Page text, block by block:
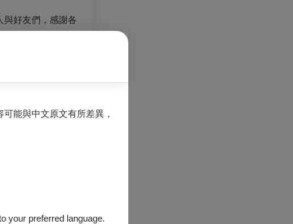
能與中文原文有所差異，
your preferred language.
與好友們，感謝各